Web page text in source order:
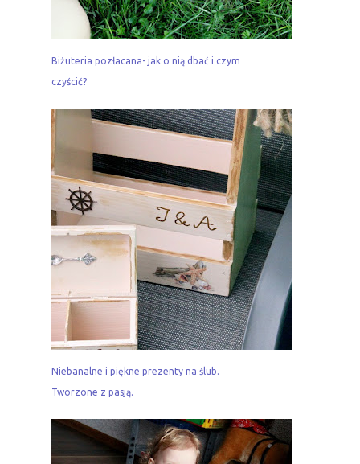
Biżuteria pozłacana- jak o nią dbać i czym
czyścić?
Niebanalne i piękne prezenty na ślub.
Tworzone z pasją.